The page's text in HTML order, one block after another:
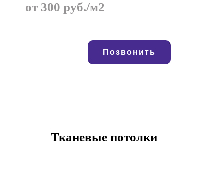
от 300 руб./м2
Позвонить
Тканевые потолки